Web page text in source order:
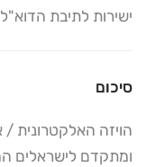
ישירות לתיבת
סיכום
הויזה האלקטרונית /
ומתקדם לישראלים